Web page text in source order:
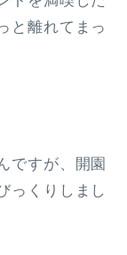
と離れてまっ
ですが、開園
っくりしまし